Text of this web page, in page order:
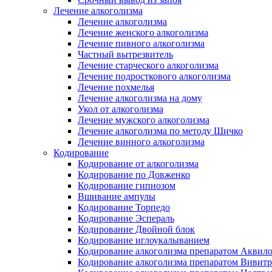
Лечение алкоголизма
Лечение алкоголизма
Лечение женского алкоголизма
Лечение пивного алкоголизма
Частный вытрезвитель
Лечение старческого алкоголизма
Лечение подросткового алкоголизма
Лечение похмелья
Лечение алкоголизма на дому
Укол от алкоголизма
Лечение мужского алкоголизма
Лечение алкоголизма по методу Шичко
Лечение винного алкоголизма
Кодирование
Кодирование от алкоголизма
Кодирование по Довженко
Кодирование гипнозом
Вшивание ампулы
Кодирование Торпедо
Кодирование Эспераль
Кодирование Двойной блок
Кодирование иглоукалыванием
Кодирование алкоголизма препаратом
Кодирование алкоголизма препаратом